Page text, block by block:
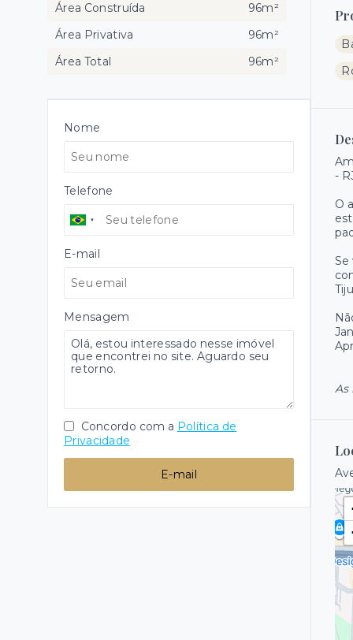
-
O
Se
As
Área Construída
96m²
Área Privativa
96m²
Área Total
96m²
Nome
Telefone
E-mail
Mensagem
Concordo com a Política de
Privacidade
E-mail